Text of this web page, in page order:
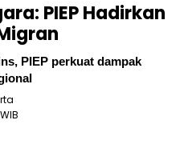
PIEP Hadirkan
PIEP perkuat dampak